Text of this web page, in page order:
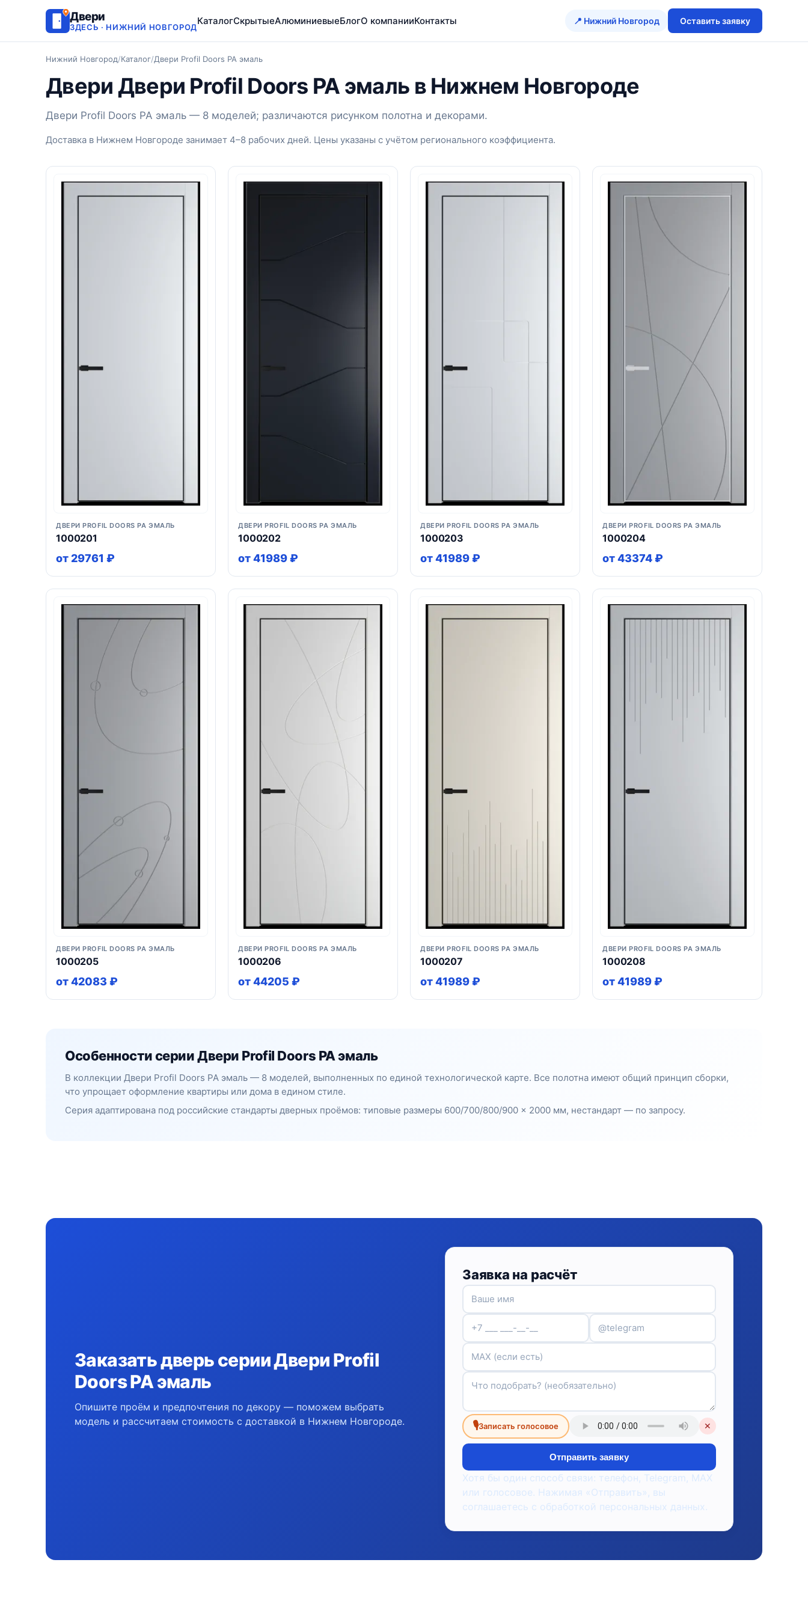
Двери
ЗДЕСЬ · НИЖНИЙ НОВГОРОД
КаталогСкрытыеАлюминиевыеБлогО компанииКонтакты 📍 Нижний Новгород Оставить заявку
Нижний Новгород/Каталог/Двери Profil Doors PA эмаль
Двери Двери Profil Doors PA эмаль в Нижнем Новгороде
Двери Profil Doors PA эмаль — 8 моделей; различаются рисунком полотна и декорами.
Доставка в Нижнем Новгороде занимает 4–8 рабочих дней. Цены указаны с учётом регионального коэффициента.
ДВЕРИ PROFIL DOORS PA ЭМАЛЬ
1000201
от 29761 ₽
ДВЕРИ PROFIL DOORS PA ЭМАЛЬ
1000202
от 41989 ₽
ДВЕРИ PROFIL DOORS PA ЭМАЛЬ
1000203
от 41989 ₽
ДВЕРИ PROFIL DOORS PA ЭМАЛЬ
1000204
от 43374 ₽
ДВЕРИ PROFIL DOORS PA ЭМАЛЬ
1000205
от 42083 ₽
ДВЕРИ PROFIL DOORS PA ЭМАЛЬ
1000206
от 44205 ₽
ДВЕРИ PROFIL DOORS PA ЭМАЛЬ
1000207
от 41989 ₽
ДВЕРИ PROFIL DOORS PA ЭМАЛЬ
1000208
от 41989 ₽
Особенности серии Двери Profil Doors PA эмаль
В коллекции Двери Profil Doors PA эмаль — 8 моделей, выполненных по единой технологической карте. Все полотна имеют общий принцип сборки,
что упрощает оформление квартиры или дома в едином стиле.
Серия адаптирована под российские стандарты дверных проёмов: типовые размеры 600/700/800/900 × 2000 мм, нестандарт — по запросу.
Заказать дверь серии Двери Profil
Doors PA эмаль
Опишите проём и предпочтения по декору — поможем выбрать
модель и рассчитаем стоимость с доставкой в Нижнем Новгороде.
Заявка на расчёт
🎙Записать голосовое ✕
Отправить заявку
Хотя бы один способ связи: телефон, Telegram, MAX
или голосовое. Нажимая «Отправить», вы
соглашаетесь с обработкой персональных данных.